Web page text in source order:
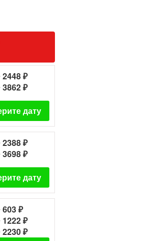
2448 ₽
3862 ₽
дату
2388 ₽
3698 ₽
дату
603 ₽
1222 ₽
2230 ₽